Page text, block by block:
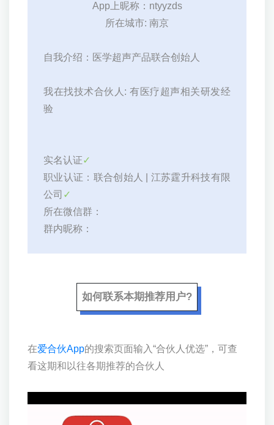
App上昵称：ntyyzds
所在城市: 南京
自我介绍：医学超声产品联合创始人
我在找技术合伙人: 有医疗超声相关研发经
验
实名认证✓
职业认证：联合创始人 | 江苏霆升科技有限
公司 ✓
所在微信群：
群内昵称：
如何联系本期推荐用户?
在爱合伙App的搜索页面输入“合伙人优选”，可查
看这期和以往各期推荐的合伙人